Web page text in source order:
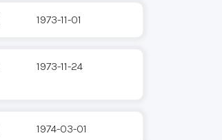
1973-11-01
1973-11-24
1974-03-01